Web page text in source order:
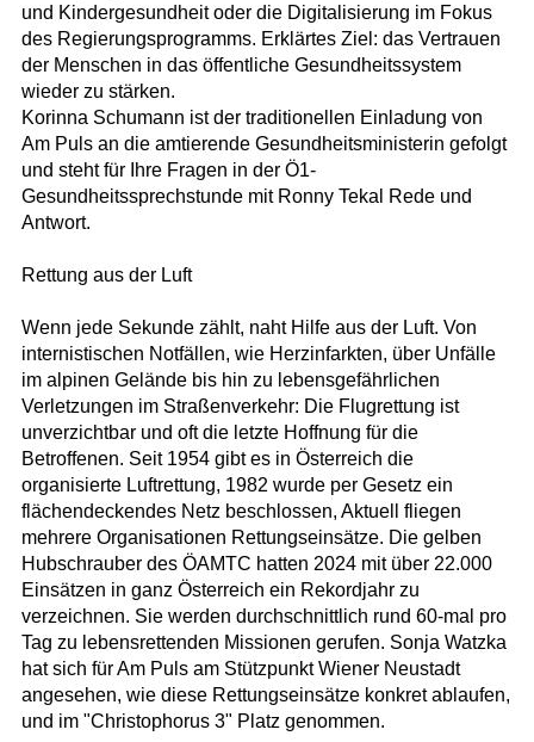
und Kindergesundheit oder die Digitalisierung im Fokus
des Regierungsprogramms. Erklärtes Ziel: das Vertrauen
der Menschen in das öffentliche Gesundheitssystem
wieder zu stärken.
Korinna Schumann ist der traditionellen Einladung von
Am Puls an die amtierende Gesundheitsministerin gefolgt
und steht für Ihre Fragen in der Ö1-
Gesundheitssprechstunde mit Ronny Tekal Rede und
Antwort.
Rettung aus der Luft
Wenn jede Sekunde zählt, naht Hilfe aus der Luft. Von
internistischen Notfällen, wie Herzinfarkten, über Unfälle
im alpinen Gelände bis hin zu lebensgefährlichen
Verletzungen im Straßenverkehr: Die Flugrettung ist
unverzichtbar und oft die letzte Hoffnung für die
Betroffenen. Seit 1954 gibt es in Österreich die
organisierte Luftrettung, 1982 wurde per Gesetz ein
flächendeckendes Netz beschlossen, Aktuell fliegen
mehrere Organisationen Rettungseinsätze. Die gelben
Hubschrauber des ÖAMTC hatten 2024 mit über 22.000
Einsätzen in ganz Österreich ein Rekordjahr zu
verzeichnen. Sie werden durchschnittlich rund 60-mal pro
Tag zu lebensrettenden Missionen gerufen. Sonja Watzka
hat sich für Am Puls am Stützpunkt Wiener Neustadt
angesehen, wie diese Rettungseinsätze konkret ablaufen,
und im "Christophorus 3" Platz genommen.